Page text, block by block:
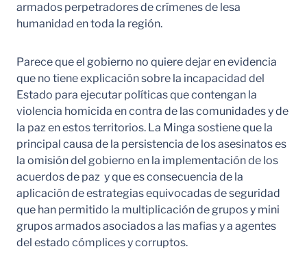
armados perpetradores de crímenes de lesa
humanidad en toda la región.
Parece que el gobierno no quiere dejar en evidencia
que no tiene explicación sobre la incapacidad del
Estado para ejecutar políticas que contengan la
violencia homicida en contra de las comunidades y de
la paz en estos territorios. La Minga sostiene que la
principal causa de la persistencia de los asesinatos es
la omisión del gobierno en la implementación de los
acuerdos de paz y que es consecuencia de la
aplicación de estrategias equivocadas de seguridad
que han permitido la multiplicación de grupos y mini
grupos armados asociados a las mafias y a agentes
del estado cómplices y corruptos.